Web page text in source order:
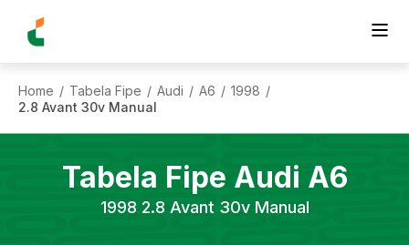
Home / Tabela Fipe / Audi / A6 / 1998 /
2.8 Avant 30v Manual
Tabela Fipe Audi A6
1998 2.8 Avant 30v Manual